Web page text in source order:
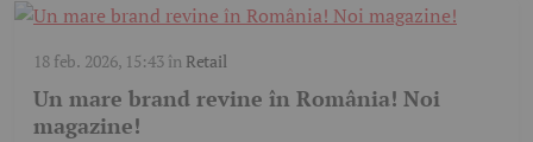
18 feb. 2026, 15:43în Retail
Un mare brand revine în România! Noi
magazine!